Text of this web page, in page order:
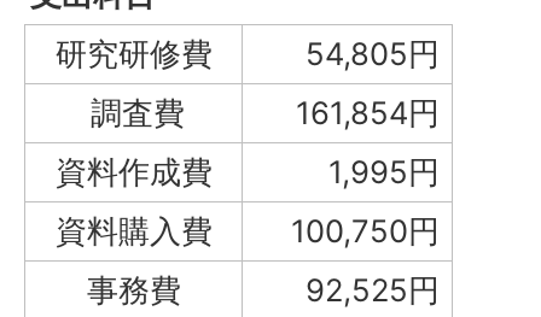
研究研修費
54,805円
調査費
161,854円
資料作成費
1,995円
資料購入費
100,750円
事務費
92,525円